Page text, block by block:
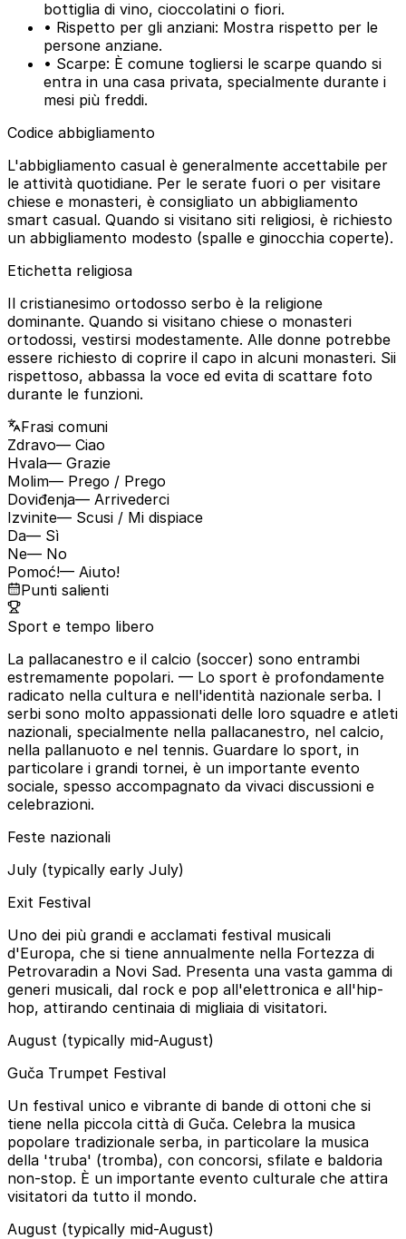
bottiglia di vino, cioccolatini o fiori.
• Rispetto per gli anziani: Mostra rispetto per le
persone anziane.
• Scarpe: È comune togliersi le scarpe quando si
entra in una casa privata, specialmente durante i
mesi più freddi.
Codice abbigliamento
L'abbigliamento casual è generalmente accettabile per
le attività quotidiane. Per le serate fuori o per visitare
chiese e monasteri, è consigliato un abbigliamento
smart casual. Quando si visitano siti religiosi, è richiesto
un abbigliamento modesto (spalle e ginocchia coperte).
Etichetta religiosa
Il cristianesimo ortodosso serbo è la religione
dominante. Quando si visitano chiese o monasteri
ortodossi, vestirsi modestamente. Alle donne potrebbe
essere richiesto di coprire il capo in alcuni monasteri. Sii
rispettoso, abbassa la voce ed evita di scattare foto
durante le funzioni.
Frasi comuni
Zdravo— Ciao
Hvala— Grazie
Molim— Prego / Prego
Doviđenja— Arrivederci
Izvinite— Scusi / Mi dispiace
Da— Sì
Ne— No
Pomoć!— Aiuto!
Punti salienti
Sport e tempo libero
La pallacanestro e il calcio (soccer) sono entrambi
estremamente popolari. — Lo sport è profondamente
radicato nella cultura e nell'identità nazionale serba. I
serbi sono molto appassionati delle loro squadre e atleti
nazionali, specialmente nella pallacanestro, nel calcio,
nella pallanuoto e nel tennis. Guardare lo sport, in
particolare i grandi tornei, è un importante evento
sociale, spesso accompagnato da vivaci discussioni e
celebrazioni.
Feste nazionali
July (typically early July)
Exit Festival
Uno dei più grandi e acclamati festival musicali
d'Europa, che si tiene annualmente nella Fortezza di
Petrovaradin a Novi Sad. Presenta una vasta gamma di
generi musicali, dal rock e pop all'elettronica e all'hip-
hop, attirando centinaia di migliaia di visitatori.
August (typically mid-August)
Guča Trumpet Festival
Un festival unico e vibrante di bande di ottoni che si
tiene nella piccola città di Guča. Celebra la musica
popolare tradizionale serba, in particolare la musica
della 'truba' (tromba), con concorsi, sfilate e baldoria
non-stop. È un importante evento culturale che attira
visitatori da tutto il mondo.
August (typically mid-August)